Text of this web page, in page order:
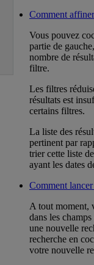
Comment
Vous pouvez
partie de
nombre de
filtre.
Les filtres
résultats est
certains filtres.
La liste des
pertinent par
trier cette liste
ayant les dates
Comment
A tout moment,
dans les
une nouvelle
recherche en
votre nouvelle